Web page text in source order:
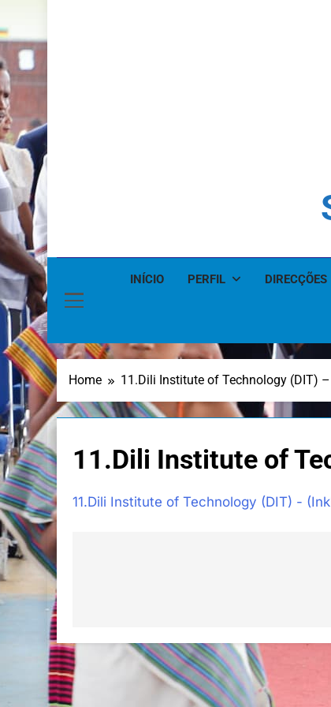
INÍCIO PERFIL DIRECÇÕES
Home 11.Dili Institute of Technology (DIT)
11.Dili Institute of
11.Dili Institute of Technology (DIT) -